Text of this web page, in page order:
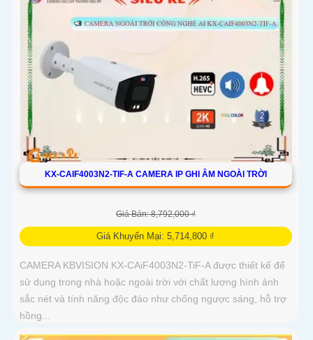
KX-CAIF4003N2-TIF-A CAMERA IP GHI ÂM NGOÀI TRỜI
Giá Bán: 8,792,000 ₫
Giá Khuyến Mại: 5,714,800 ₫
CAMERA KBVISION KX-CAiF4003N2-TiF-A được thiết kế để
sử dụng trong nhà hoặc ngoài trời với chất lượng hình ảnh
sắc nét và tính năng độc đáo như chống ngược sáng, hỗ trợ
hồng...